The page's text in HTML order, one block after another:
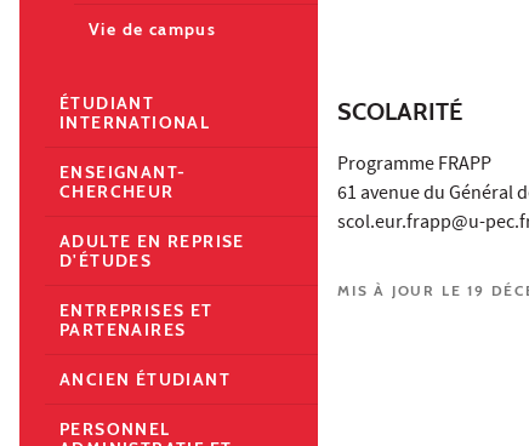
SCOLARITÉ
Programme FRAPP
61 avenue du Général
scol.eur.frapp@u-
MIS À JOUR LE 19
Vie de campus
ÉTUDIANT
INTERNATIONAL
ENSEIGNANT-
CHERCHEUR
ADULTE EN REPRISE
D'ÉTUDES
ENTREPRISES ET
PARTENAIRES
ANCIEN ÉTUDIANT
PERSONNEL